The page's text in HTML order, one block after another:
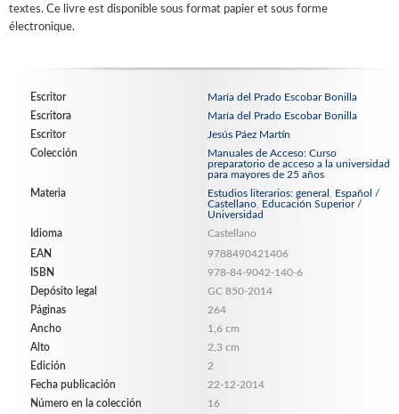
textes. Ce livre est disponible sous format papier et sous forme
électronique.
Escritor
María del Prado Escobar Bonilla
Escritora
María del Prado Escobar Bonilla
Escritor
Jesús Páez Martín
Colección
Manuales de Acceso: Curso
preparatorio de acceso a la universidad
para mayores de 25 años
Materia
Estudios literarios: general
Español /
Castellano, Educación Superior /
Universidad
Idioma
Castellano
EAN
9788490421406
ISBN
978-84-9042-140-6
Depósito legal
GC 850-2014
Páginas
264
Ancho
1,6 cm
Alto
2,3 cm
Edición
2
Fecha publicación
22-12-2014
Número en la colección
16